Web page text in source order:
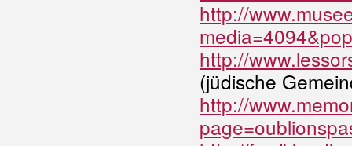
http://
http://
(jüdische
http://